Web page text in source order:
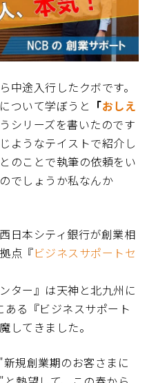
中途入行したクボです。
ついて学ぼうと 「おしえ
シリーズを書いたのです
ようなテイストで紹介し
のことで執筆の依頼をい
でしょうか私なんか
日本シティ銀行が創業相
点『ビジネスサポートセ
ター』は天神と北九州に
る『ビジネスサポート
してきました。
規創業期のお客さまに